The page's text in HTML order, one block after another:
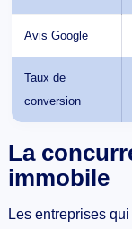
Avis Google
Taux de
conversion
La
immobile
Les entreprises